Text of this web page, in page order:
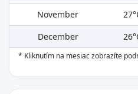
November
December
* Kliknutím na mesiac zobrazíte